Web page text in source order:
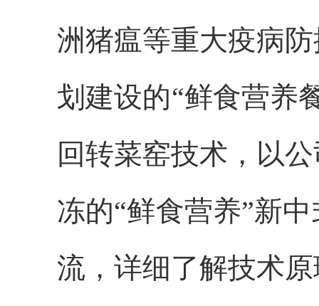
洲猪瘟等重大疫病
划建设的“鲜食营养
回转菜窑技术，以
冻的“鲜食营养”新
流，详细了解技术